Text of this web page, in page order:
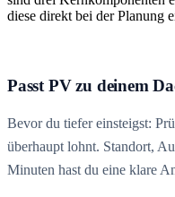
diese direkt bei der Planung
Passt PV zu deinem
Bevor du tiefer einsteigst:
überhaupt lohnt. Standort,
Minuten hast du eine klare